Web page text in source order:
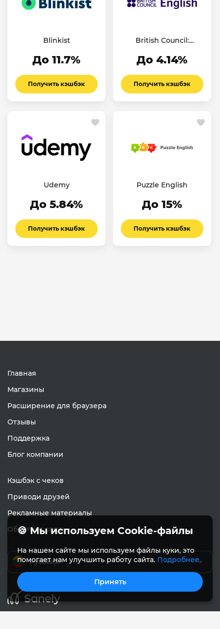
Blinkist
До 11.7%
Получить кэшбэк
British Council:
До 4.14%
Получить кэшбэк
Udemy
До 5.84%
Получить кэшбэк
Puzzle English
До 15%
Получить кэшбэк
Главная
Магазины
Расширение для браузера
Отзывы
Поддержка
Блог компании
Кэшбэк с чеков
Приводи друзей
Рекламные материалы
Обратная связь
Русский
🍪 Мы используем Cookie-файлы
На нашем сайте мы используем файлы куки, это
помогает нам улучшить работу сайта. Подробнее
Принять